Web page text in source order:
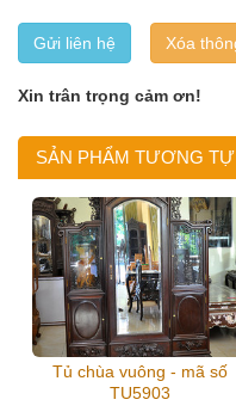
Gửi liên hệ
Xin trân trọng cảm ơn!
SẢN PHẨM TƯƠNG TỰ
Tủ chùa vuông - mã số
TU5903